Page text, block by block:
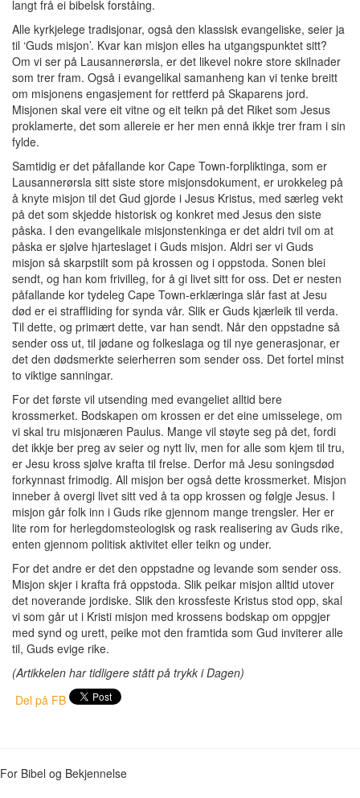
langt frå ei bibelsk forståing.
Alle kyrkjelege tradisjonar, også den klassisk evangeliske, seier ja
til ‘Guds misjon’. Kvar kan misjon elles ha utgangspunktet sitt?
Om vi ser på Lausannerørsla, er det likevel nokre store skilnader
som trer fram. Også i evangelikal samanheng kan vi tenke breitt
om misjonens engasjement for rettferd på Skaparens jord.
Misjonen skal vere eit vitne og eit teikn på det Riket som Jesus
proklamerte, det som allereie er her men ennå ikkje trer fram i sin
fylde.
Samtidig er det påfallande kor Cape Town-forpliktinga, som er
Lausannerørsla sitt siste store misjonsdokument, er urokkeleg på
å knyte misjon til det Gud gjorde i Jesus Kristus, med særleg vekt
på det som skjedde historisk og konkret med Jesus den siste
påska. I den evangelikale misjonstenkinga er det aldri tvil om at
påska er sjølve hjarteslaget i Guds misjon. Aldri ser vi Guds
misjon så skarpstilt som på krossen og i oppstoda. Sonen blei
sendt, og han kom frivilleg, for å gi livet sitt for oss. Det er nesten
påfallande kor tydeleg Cape Town-erklæringa slår fast at Jesu
død er ei straffliding for synda vår. Slik er Guds kjærleik til verda.
Til dette, og primært dette, var han sendt. Når den oppstadne så
sender oss ut, til jødane og folkeslaga og til nye generasjonar, er
det den dødsmerkte seierherren som sender oss. Det fortel minst
to viktige sanningar.
For det første vil utsending med evangeliet alltid bere
krossmerket. Bodskapen om krossen er det eine umisselege, om
vi skal tru misjonæren Paulus. Mange vil støyte seg på det, fordi
det ikkje ber preg av seier og nytt liv, men for alle som kjem til tru,
er Jesu kross sjølve krafta til frelse. Derfor må Jesu soningsdød
forkynnast frimodig. All misjon ber også dette krossmerket. Misjon
inneber å overgi livet sitt ved å ta opp krossen og følgje Jesus. I
misjon går folk inn i Guds rike gjennom mange trengsler. Her er
lite rom for herlegdomsteologisk og rask realisering av Guds rike,
enten gjennom politisk aktivitet eller teikn og under.
For det andre er det den oppstadne og levande som sender oss.
Misjon skjer i krafta frå oppstoda. Slik peikar misjon alltid utover
det noverande jordiske. Slik den krossfeste Kristus stod opp, skal
vi som går ut i Kristi misjon med krossens bodskap om oppgjer
med synd og urett, peike mot den framtida som Gud inviterer alle
til, Guds evige rike.
(Artikkelen har tidligere stått på trykk i Dagen)
Del på FB
For Bibel og Bekjennelse